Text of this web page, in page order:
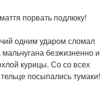
порвать подлюку!
одним ударом сломал
безжизненно и
курицы. Со со всех
посыпались тумаки!